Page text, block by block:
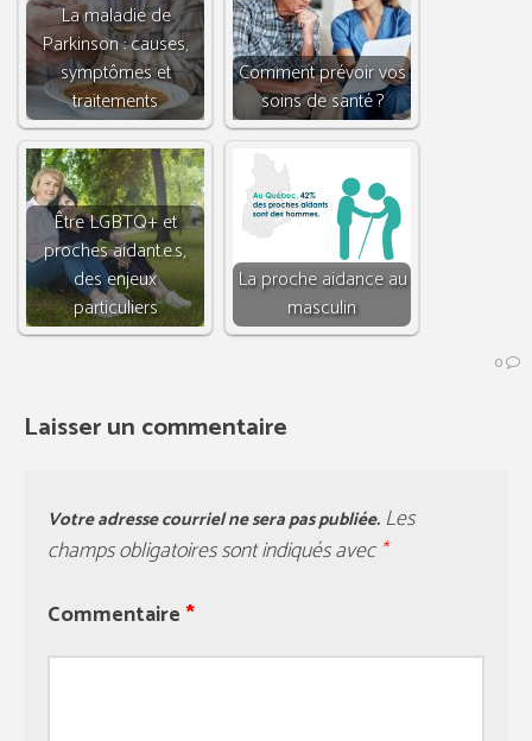
La maladie de
Parkinson : causes,
symptômes et
traitements
Comment prévoir vos
soins de santé ?
Être LGBTQ+ et
proches aidant.e.s,
des enjeux
particuliers
La proche aidance au
masculin
0
Laisser un commentaire
Votre adresse courriel ne sera pas publiée. Les
champs obligatoires sont indiqués avec*
Commentaire*